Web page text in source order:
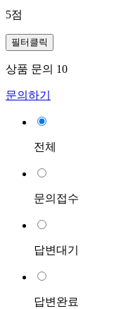
5점
필터클릭
상품 문의 10
문의하기
전체
문의접수
답변대기
답변완료